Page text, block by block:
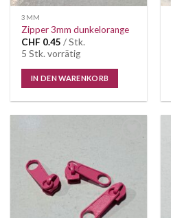
3MM
Zipper 3mm dunkelorange
CHF 0.45 / Stk.
5 Stk. vorrätig
IN DEN WARENKORB